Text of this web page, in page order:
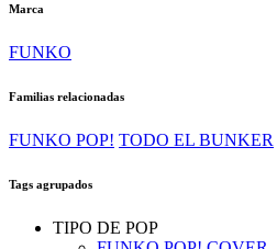
Marca
FUNKO
Familias relacionadas
FUNKO POP! TODO EL BUNKER
Tags agrupados
TIPO DE POP